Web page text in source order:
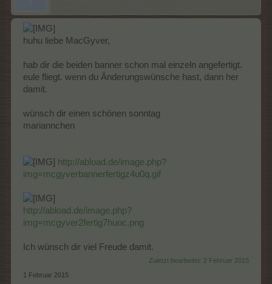
huhu liebe MacGyver,
hab dir die beiden banner schon mal einzeln angefertigt.
eule fliegt. wenn du Änderungswünsche hast, dann her
damit.
wünsch dir einen schönen sonntag
mariannchen
http://abload.de/image.php?
img=mcgyverbannerfertigz4u0q.gif
http://abload.de/image.php?
img=mcgyver2fertig7huoc.png
Ich wünsch dir viel Freude damit.
Zuletzt bearbeitet: 2 Februar 2015
1 Februar 2015